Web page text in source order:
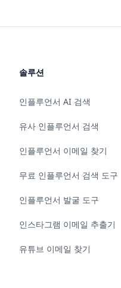
솔루션
인플루언서 AI 검색
유사 인플루언서 검색
인플루언서 이메일 찾기
무료 인플루언서 검색 도구
인플루언서 발굴 도구
인스타그램 이메일 추출기
유튜브 이메일 찾기